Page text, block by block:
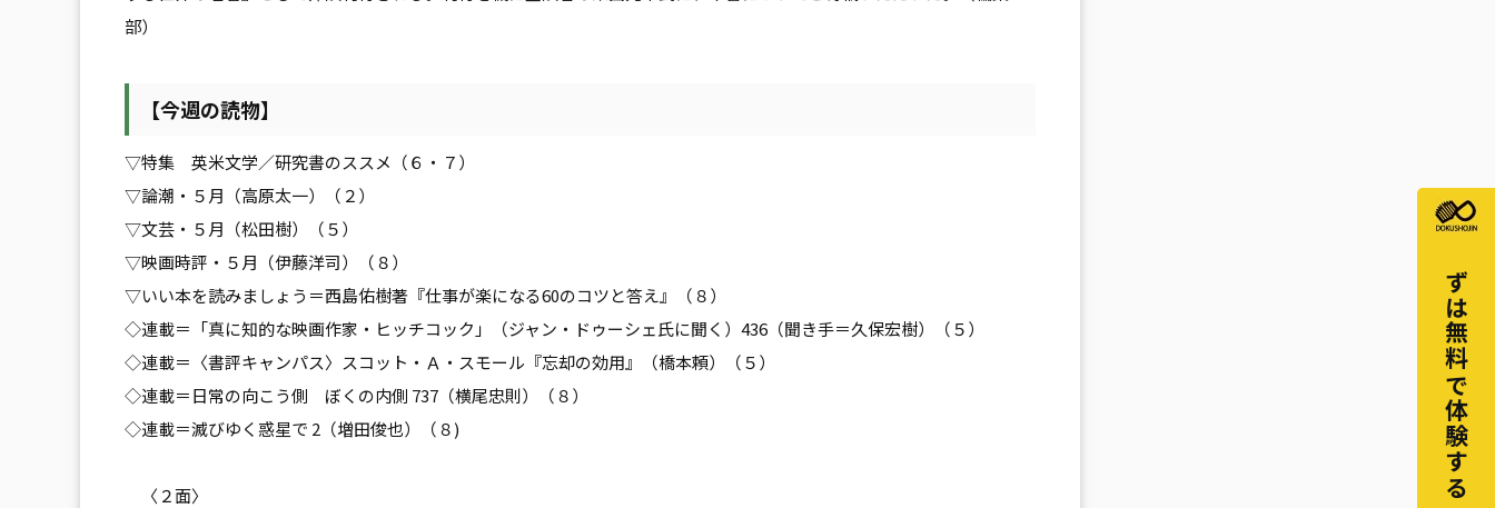
部）
【今週の読物】
▽特集 英米文学／研究書のススメ（６・７）
▽論潮・５月（高原太一）（２）
▽文芸・５月（松田樹）（５）
▽映画時評・５月（伊藤洋司）（８）
▽いい本を読みましょう＝西島佑樹著『仕事が楽になる60のコツと答え』（８）
◇連載＝「真に知的な映画作家・ヒッチコック」（ジャン・ドゥーシェ氏に聞く）436（聞き手＝久保宏樹）（５）
◇連載＝〈書評キャンパス〉スコット・Ａ・スモール『忘却の効用』（橋本頼）（５）
◇連載＝日常の向こう側 ぼくの内側 737（横尾忠則）（８）
◇連載＝滅びゆく惑星で 2（増田俊也）（８)
〈２面〉
まずは無料で体験する